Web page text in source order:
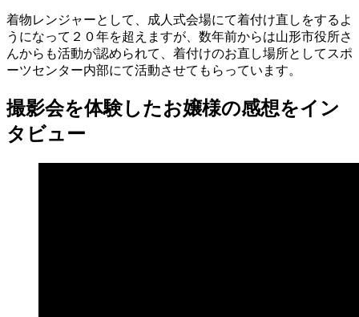
着物レンジャーとして、成人式会場にて着付け直しをするよ
うになって２０年を超えますが、数年前からは山形市役所さ
んからも活動が認められて、着付けのお直し場所としてスポ
ーツセンター内部にて活動させてもらっています。
撮影会を体験したお嬢様の感想をイン
タビュー